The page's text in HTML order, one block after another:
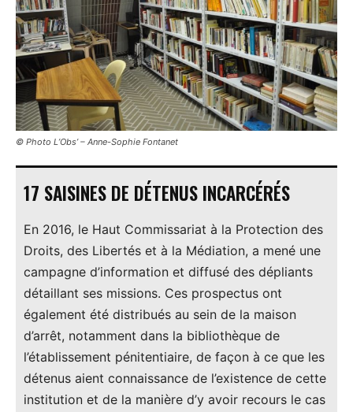
© Photo L’Obs’ – Anne-Sophie Fontanet
17 SAISINES DE DÉTENUS INCARCÉRÉS
En 2016, le Haut Commissariat à la Protection des
Droits, des Libertés et à la Médiation, a mené une
campagne d’information et diffusé des dépliants
détaillant ses missions. Ces prospectus ont
également été distribués au sein de la maison
d’arrêt, notamment dans la bibliothèque de
l’établissement pénitentiaire, de façon à ce que les
détenus aient connaissance de l’existence de cette
institution et de la manière d’y avoir recours le cas